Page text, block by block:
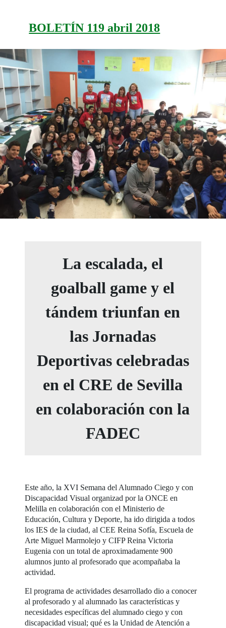
BOLETÍN 119 abril 2018
La escalada, el
goalball game y el
tándem triunfan en
las Jornadas
Deportivas celebradas
en el CRE de Sevilla
en colaboración con la
FADEC
Este año, la XVI Semana del Alumnado Ciego y con
Discapacidad Visual organizad por la ONCE en
Melilla en colaboración con el Ministerio de
Educación, Cultura y Deporte, ha ido dirigida a todos
los IES de la ciudad, al CEE Reina Sofía, Escuela de
Arte Miguel Marmolejo y CIFP Reina Victoria
Eugenia con un total de aproximadamente 900
alumnos junto al profesorado que acompañaba la
actividad.
El programa de actividades desarrollado dio a conocer
al profesorado y al alumnado las características y
necesidades específicas del alumnado ciego y con
discapacidad visual; qué es la Unidad de Atención a